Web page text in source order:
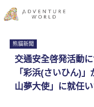
熊貓新聞
交通安全啓発活動
「彩浜(さいひん)
山夢大使」に就任